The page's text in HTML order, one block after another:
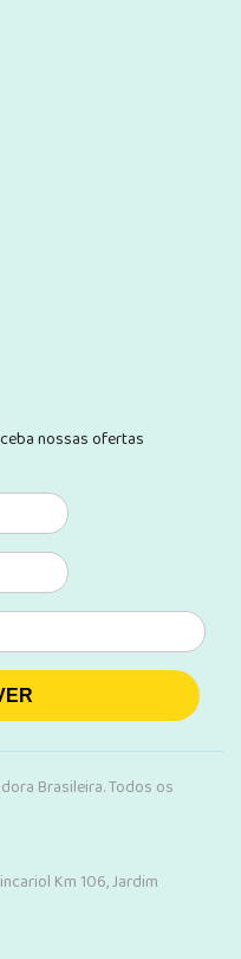
nossas ofertas
Brasileira. Todos os
Km 106, Jardim